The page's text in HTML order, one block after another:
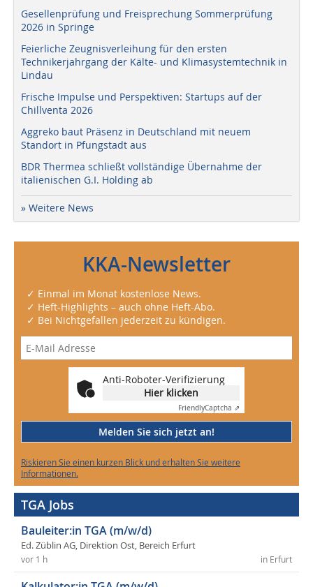
Gesellenprüfung und Freisprechung Sommerprüfung
2026 in Springe
Feierliche Zeugnisverleihung für den ersten
Technikerjahrgang der Kälte- und Klimasystemtechnik in
Lindau
Frische Impulse und Perspektiven: Startups auf der
Chillventa 2026
Aggreko baut Präsenz in Deutschland mit neuem
Standort in Pfungstadt aus
BDR Thermea schließt vollständige Übernahme der
italienischen G.I. Holding ab
» Weitere News
KKA-Newsletter
✓ Einmal im Monat kostenlose News.
✓ Heft-Highlights – auch ohne Heft-Abo.
✓ Bei Nichtgefallen jederzeit zu kündigen.
Anti-Roboter-Verifizierung
Hier klicken
FriendlyCaptcha ⇗
Melden Sie sich jetzt an!
Riskieren Sie einen kurzen Blick und erhalten Sie weitere
Informationen.
TGA Jobs
Bauleiter:in TGA (m/w/d)
Ed. Züblin AG, Direktion Ost, Bereich Erfurt
in Erfurt
vor 1 h